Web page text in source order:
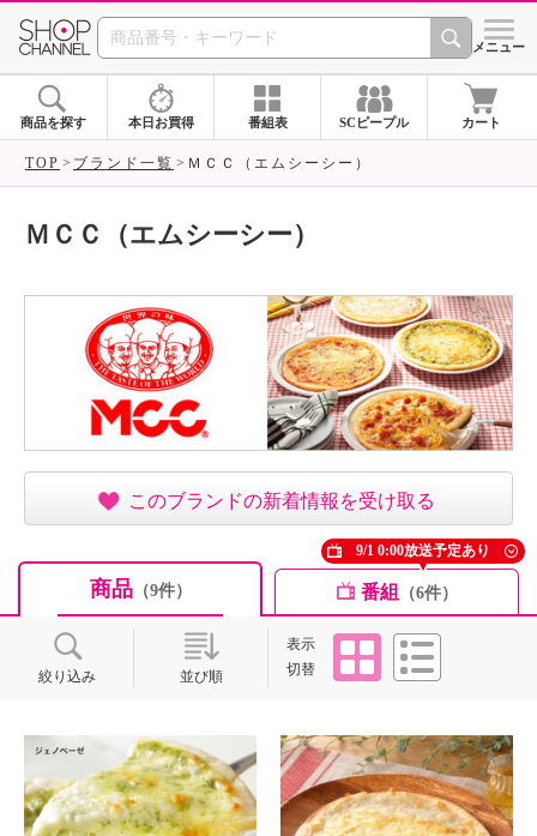
SHOP CHANNEL ショッ
メニュー
商品を探す 本日お買得 番組表 SCピープル カート
TOP ブランド一覧 ＭＣＣ（エムシーシー）
ＭＣＣ（エムシーシー）
このブランドの新着情報を受け取る
商品（9件） 番組 （6件）
9/1 0:00放送予定あり
絞り込み 並び順
表示
切替
タイル